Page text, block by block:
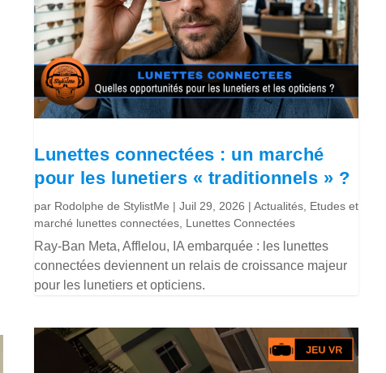
Lunettes connectées : un marché
pour les lunetiers « traditionnels » ?
par Rodolphe de StylistMe |Juil 29, 2026 |Actualités Etudes et
marché lunettes connectées Lunettes Connectées
Ray-Ban Meta, Afflelou, IA embarquée : les lunettes
connectées deviennent un relais de croissance majeur
pour les lunetiers et opticiens.